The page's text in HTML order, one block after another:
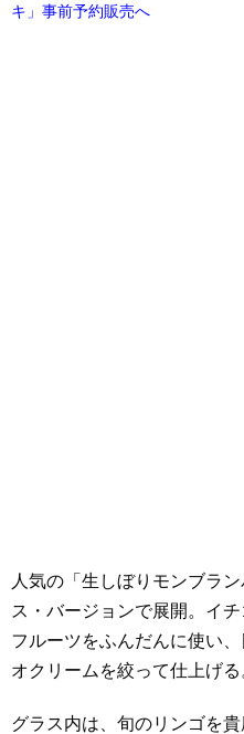
キ」事前予約販売へ
人気の「生しぼりモンブラ
ス・バージョンで展開。イ
フルーツをふんだんに使い
オクリームを絞って仕上げる
グラス内は、旬のリンゴを